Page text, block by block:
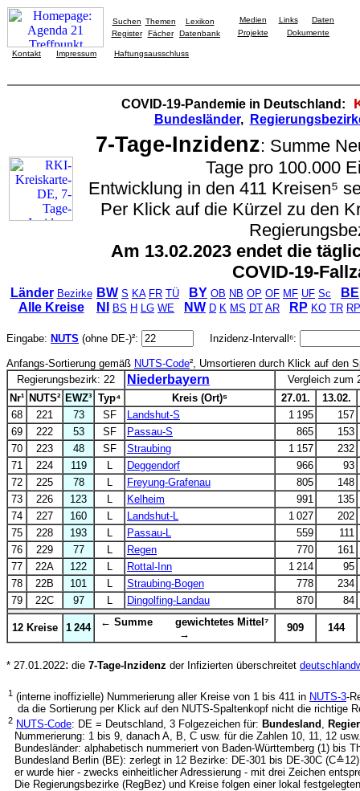
Suchen Themen
Lexikon
Register
Fächer Datenbank
Medien Links
Daten
Projekte
Dokumente
Kontakt Impressum Haftungsausschluss
COVID-19-Pandemie in Deutschland:
Bundesländer,
7-Tage-Inzidenz: Summe
Tage pro 100.000
Entwicklung in den 411 Kreisen⁵
Per Klick auf die Kürzel zu den
Am 13.02.2023 endet die
COVID-19-
Länder Bezirke
Alle Kreise
BW S KA FR TÜ BY OB NB OP OF MF UF Sc
BE
NI
BS H LG WE NW D K MS DT AR RP KO TR RP
Eingabe: NUTS (ohne DE-)²: Inzidenz-Intervall⁶:
Anfangs-Sortierung gemäß NUTS-Code², Umsortieren durch Klick auf den
Regierungsbezirk: 22
Niederbayern
Vergleich zum
Nr¹ NUTS² EWZ³ Typ⁴ Kreis (Ort)⁵ 27.01.
13.02.
68
221 73 SF Landshut-S 1 195
157
69
222 53 SF Passau-S 865
153
70
223 48 SF Straubing 1 157
232
71
224 119 L Deggendorf 966
93
72
225 78 L Freyung-Grafenau 805
148
73
226 123 L Kelheim 991
135
74
227 160 L Landshut-L 1 027
202
75
228 193 L Passau-L 559
111
76
229 77 L Regen 770
161
77
22A 122 L Rottal-Inn 1 214
95
78
22B 101 L Straubing-Bogen 778
234
79
22C 97 L Dingolfing-Landau 870 84
12 Kreise 1 244
← Summe gewichtetes Mittel⁷
→
909 144
* 27.01.2022: die 7-Tage-Inzidenz der Infizierten überschreitet
1 (interne inoffizielle) Nummerierung aller Kreise von 1 bis 411 in NUTS-3-
da die Sortierung per Klick auf den NUTS-Spaltenkopf nicht die richtige
2 NUTS-Code: DE = Deutschland, 3 Folgezeichen für: Bundesland
Nummerierung: 1 bis 9, danach A, B, C usw. für die Zahlen 10, 11, 12 usw.
Bundesländer: alphabetisch nummeriert von Baden-Württemberg (1) bis
Bundesland Berlin (BE): zerlegt in 12 Bezirke: DE-301 bis DE-30C
er wurde hier - zwecks einheitlicher Adressierung - mit drei Zeichen
Die Regierungsbezirke (RegBez) und Kreise folgen einer lokal